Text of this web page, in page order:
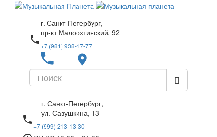
г. Санкт-Петербург,
пр-кт Малоохтинский, 92
local_phone
+7 (981) 938-17-77
local_phone place
г. Санкт-Петербург,
ул. Савушкина, 13
local_phone
+7 (999) 213-13-30